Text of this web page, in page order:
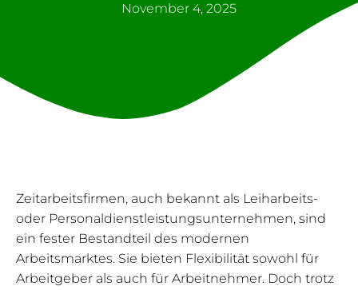
November 4, 2025
Zeitarbeitsfirmen, auch bekannt als Leiharbeits-
oder Personaldienstleistungsunternehmen, sind
ein fester Bestandteil des modernen
Arbeitsmarktes. Sie bieten Flexibilität sowohl für
Arbeitgeber als auch für Arbeitnehmer. Doch trotz